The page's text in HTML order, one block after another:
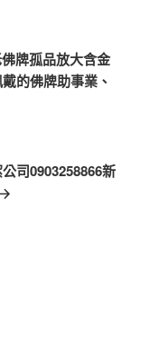
牌孤品放大含金
的佛牌助事業、
司0903258866新